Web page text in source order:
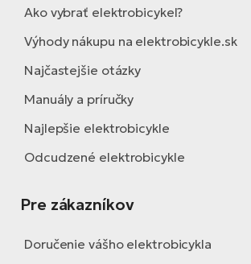
Ako vybrať elektrobicykel?
Výhody nákupu na elektrobicykle.sk
Najčastejšie otázky
Manuály a príručky
Najlepšie elektrobicykle
Odcudzené elektrobicykle
Pre zákazníkov
Doručenie vášho elektrobicykla